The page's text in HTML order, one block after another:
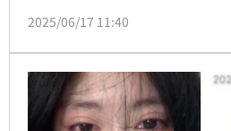
祖聯名合作。怎料，原創商家近
方封鎖，讓原創者氣憤不已，
覺，避免受騙。
2025/06/17 11:40